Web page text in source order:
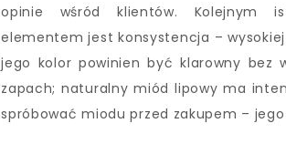
opinie wśród klientów. Kolejnym
elementem jest konsystencja –
jego kolor powinien być klarowny bez
zapach; naturalny miód lipowy ma
spróbować miodu przed zakupem –